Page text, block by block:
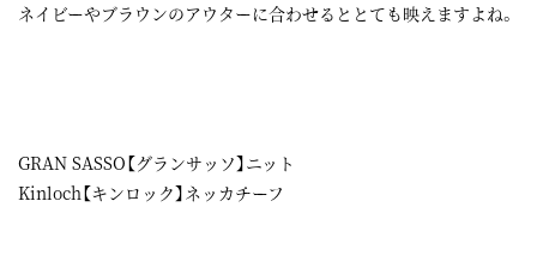
ネイビーやブラウンのアウターに合わせるととても映えますよね。
GRAN SASSO【グランサッソ】ニット
Kinloch【キンロック】ネッカチーフ